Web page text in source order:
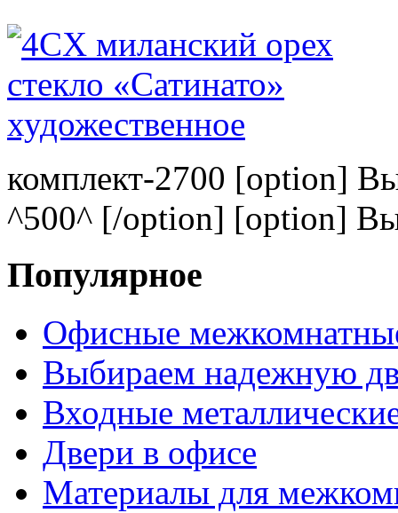
комплект-2700 [option]
^500^ [/option] [option]
Популярное
Офисные
Выбираем надежную
Входные
Двери в офисе
Материалы для